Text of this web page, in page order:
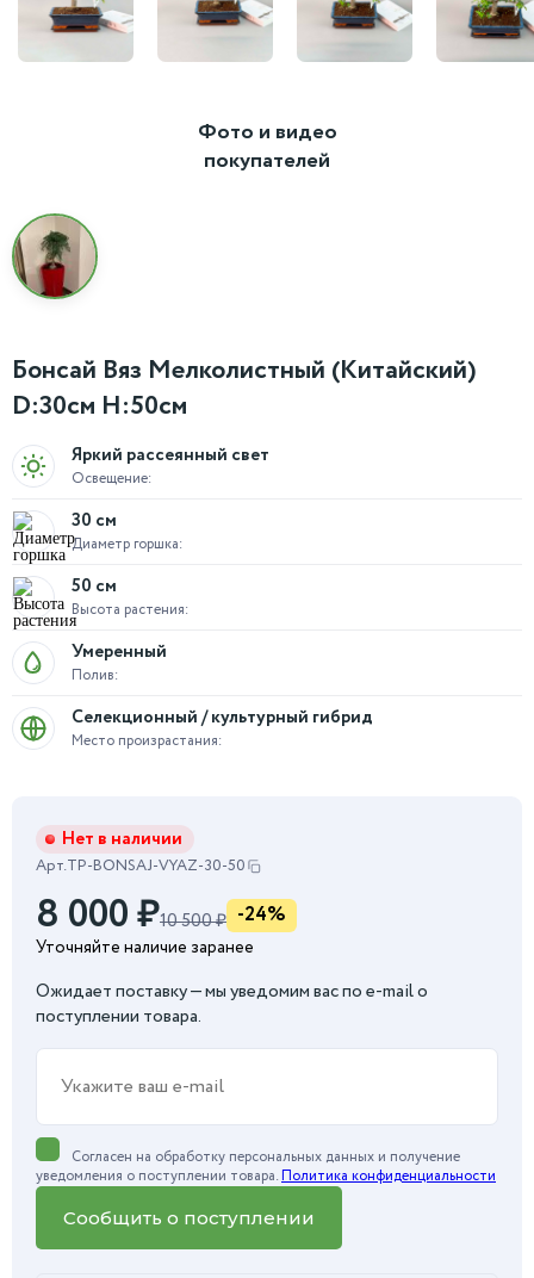
Фото и видео
покупателей
Бонсай Вяз Мелколистный (Китайский)
D:30см H:50см
Освещение:
Яркий рассеянный свет
Диаметр горшка:
30 см
Высота растения:
50 см
Полив:
Умеренный
Место произрастания:
Селекционный / культурный гибрид
Нет в наличии
Арт.TP-BONSAJ-VYAZ-30-50
8 000₽10 500 ₽ -24%
Уточняйте наличие заранее
Ожидает поставку — мы уведомим вас по e-mail о
поступлении товара.
Согласен на обработку персональных данных и получение
уведомления о поступлении товара.Политика конфиденциальности
Сообщить о поступлении